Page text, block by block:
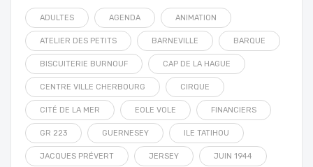
ADULTES AGENDA ANIMATION
ATELIER DES PETITS BARNEVILLE BARQUE
BISCUITERIE BURNOUF CAP DE LA HAGUE
CENTRE VILLE CHERBOURG CIRQUE
CITÉ DE LA MER EOLE VOLE FINANCIERS
GR 223 GUERNESEY ILE TATIHOU
JACQUES PRÉVERT JERSEY JUIN 1944